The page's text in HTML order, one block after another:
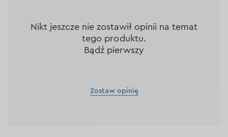
Nikt jeszcze nie zostawił opinii na temat
tego produktu.
Bądź pierwszy
Zostaw opinię